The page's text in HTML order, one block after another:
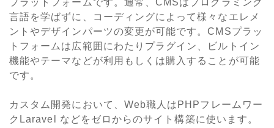
プラットフォームです。通常、CMSはプログラミング
言語を学ばずに、コーディングによって様々なエレメ
ントやデザインパーツの変更が可能です。CMSプラッ
トフォームは広範囲にわたりプラグイン、ビルトイン
機能やテーマなどが利用もしくは購入することが可能
です。
カスタム開発において、Web職人はPHPフレームワー
クLaravel などをゼロからのサイト構築に使います。